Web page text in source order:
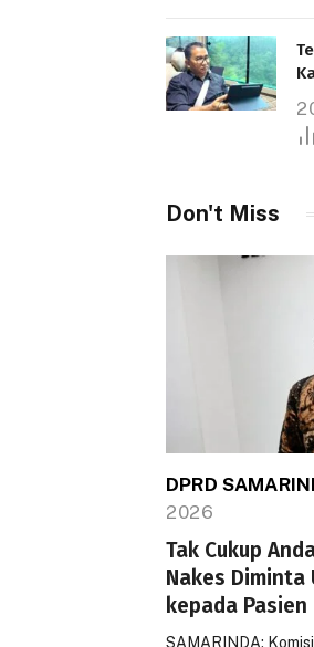
Don't Miss
DPRD
2026
Tak Cukup
Nakes Diminta
kepada Pasien
SAMARINDA: